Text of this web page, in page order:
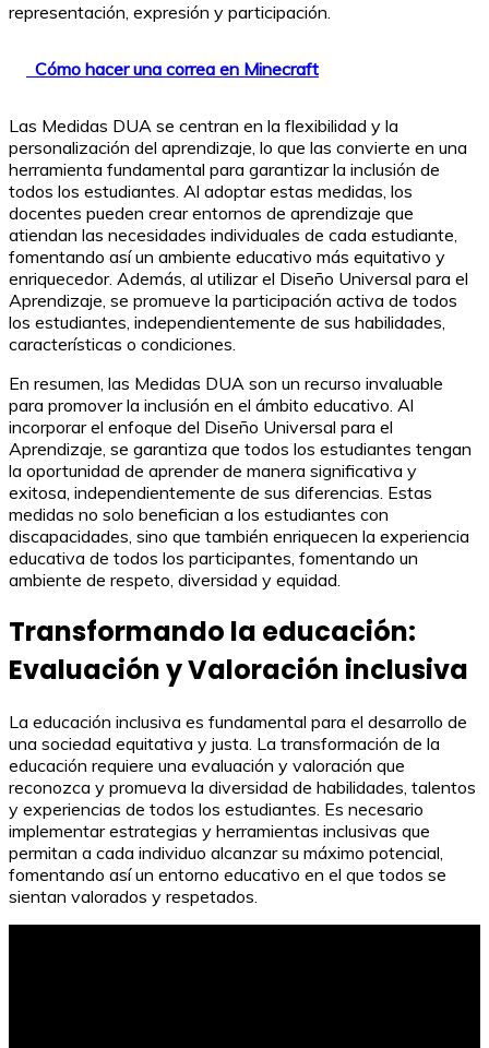
representación, expresión y participación.
Cómo hacer una correa en Minecraft
Las Medidas DUA se centran en la flexibilidad y la
personalización del aprendizaje, lo que las convierte en una
herramienta fundamental para garantizar la inclusión de
todos los estudiantes. Al adoptar estas medidas, los
docentes pueden crear entornos de aprendizaje que
atiendan las necesidades individuales de cada estudiante,
fomentando así un ambiente educativo más equitativo y
enriquecedor. Además, al utilizar el Diseño Universal para el
Aprendizaje, se promueve la participación activa de todos
los estudiantes, independientemente de sus habilidades,
características o condiciones.
En resumen, las Medidas DUA son un recurso invaluable
para promover la inclusión en el ámbito educativo. Al
incorporar el enfoque del Diseño Universal para el
Aprendizaje, se garantiza que todos los estudiantes tengan
la oportunidad de aprender de manera significativa y
exitosa, independientemente de sus diferencias. Estas
medidas no solo benefician a los estudiantes con
discapacidades, sino que también enriquecen la experiencia
educativa de todos los participantes, fomentando un
ambiente de respeto, diversidad y equidad.
Transformando la educación:
Evaluación y Valoración inclusiva
La educación inclusiva es fundamental para el desarrollo de
una sociedad equitativa y justa. La transformación de la
educación requiere una evaluación y valoración que
reconozca y promueva la diversidad de habilidades, talentos
y experiencias de todos los estudiantes. Es necesario
implementar estrategias y herramientas inclusivas que
permitan a cada individuo alcanzar su máximo potencial,
fomentando así un entorno educativo en el que todos se
sientan valorados y respetados.